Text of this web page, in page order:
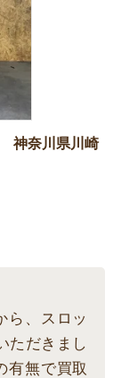
神奈川県川崎
ら、スロッ
ただきまし
有無で買取